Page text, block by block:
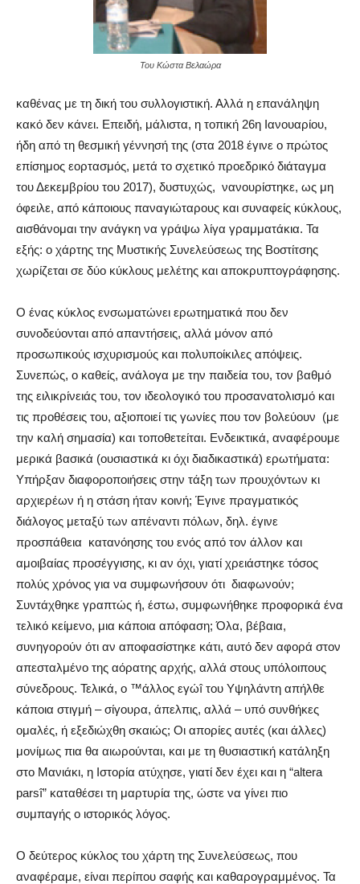
Του Κώστα Βελαώρα
καθένας με τη δική του συλλογιστική. Αλλά η επανάληψη
κακό δεν κάνει. Επειδή, μάλιστα, η τοπική 26η Ιανουαρίου,
ήδη από τη θεσμική γέννησή της (στα 2018 έγινε ο πρώτος
επίσημος εορτασμός, μετά το σχετικό προεδρικό διάταγμα
του Δεκεμβρίου του 2017), δυστυχώς, νανουρίστηκε, ως μη
όφειλε, από κάποιους παναγιώταρους και συναφείς κύκλους,
αισθάνομαι την ανάγκη να γράψω λίγα γραμματάκια. Τα
εξής: ο χάρτης της Μυστικής Συνελεύσεως της Βοστίτσης
χωρίζεται σε δύο κύκλους μελέτης και αποκρυπτογράφησης.
Ο ένας κύκλος ενσωματώνει ερωτηματικά που δεν
συνοδεύονται από απαντήσεις, αλλά μόνον από
προσωπικούς ισχυρισμούς και πολυποίκιλες απόψεις.
Συνεπώς, ο καθείς, ανάλογα με την παιδεία του, τον βαθμό
της ειλικρίνειάς του, τον ιδεολογικό του προσανατολισμό και
τις προθέσεις του, αξιοποιεί τις γωνίες που τον βολεύουν (με
την καλή σημασία) και τοποθετείται. Ενδεικτικά, αναφέρουμε
μερικά βασικά (ουσιαστικά κι όχι διαδικαστικά) ερωτήματα:
Υπήρξαν διαφοροποιήσεις στην τάξη των προυχόντων κι
αρχιερέων ή η στάση ήταν κοινή; Έγινε πραγματικός
διάλογος μεταξύ των απέναντι πόλων, δηλ. έγινε
προσπάθεια κατανόησης του ενός από τον άλλον και
αμοιβαίας προσέγγισης, κι αν όχι, γιατί χρειάστηκε τόσος
πολύς χρόνος για να συμφωνήσουν ότι διαφωνούν;
Συντάχθηκε γραπτώς ή, έστω, συμφωνήθηκε προφορικά ένα
τελικό κείμενο, μια κάποια απόφαση; Όλα, βέβαια,
συνηγορούν ότι αν αποφασίστηκε κάτι, αυτό δεν αφορά στον
απεσταλμένο της αόρατης αρχής, αλλά στους υπόλοιπους
σύνεδρους. Τελικά, ο ™άλλος εγώî του Υψηλάντη απήλθε
κάποια στιγμή – σίγουρα, άπελπις, αλλά – υπό συνθήκες
ομαλές, ή εξεδιώχθη σκαιώς; Οι απορίες αυτές (και άλλες)
μονίμως πια θα αιωρούνται, και με τη θυσιαστική κατάληξη
στο Μανιάκι, η Ιστορία ατύχησε, γιατί δεν έχει και η “altera
parsî” καταθέσει τη μαρτυρία της, ώστε να γίνει πιο
συμπαγής ο ιστορικός λόγος.
Ο δεύτερος κύκλος του χάρτη της Συνελεύσεως, που
αναφέραμε, είναι περίπου σαφής και καθαρογραμμένος. Τα